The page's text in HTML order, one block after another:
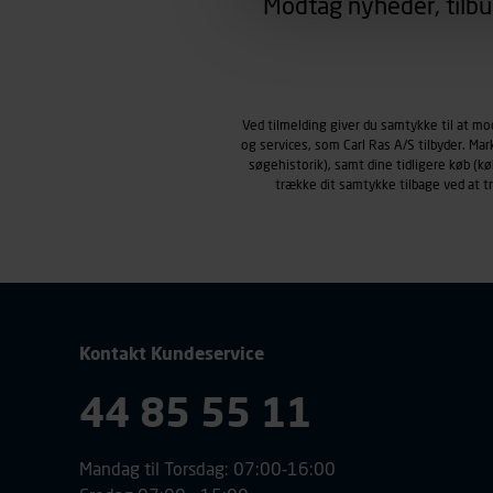
region, du befinder dig i.
klikkes på, sider/indhold der
smartphone mv.) samt de
Vi henviser endvidere til
Modtag nyheder,
Ved tilmelding giver du samtykke til at
og services, som Carl Ras A/S tilbyder.
søgehistorik), samt dine tidligere køb
trække dit samtykke tilbage ved at
Kontakt Kundeservice
44 85 55 11
Mandag til Torsdag: 07:00-16:00